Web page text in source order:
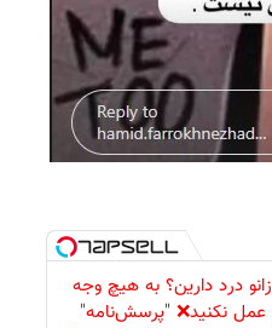
زانو درد دارین؟ به هیچ وجه
عمل نکنید❌ "پرسش‌نامه"